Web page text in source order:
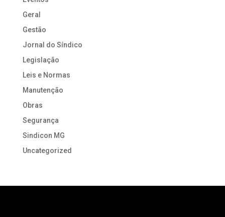
Geral
Gestão
Jornal do Síndico
Legislação
Leis e Normas
Manutenção
Obras
Segurança
Sindicon MG
Uncategorized